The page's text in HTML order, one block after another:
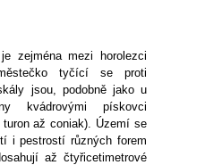
zejména mezi horolezci
tyčící se proti
jsou, podobně jako u
kvádrovými pískovci
až coniak). Území se
i pestrostí různých forem
až čtyřicetimetrové